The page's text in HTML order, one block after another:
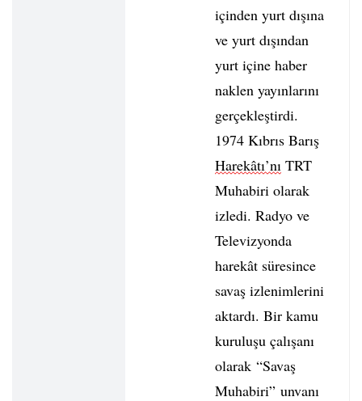
içinden yurt dışına
ve yurt dışından
yurt içine haber
naklen yayınlarını
gerçekleştirdi.
1974 Kıbrıs Barış
Harekâtı’nı TRT
Muhabiri olarak
izledi. Radyo ve
Televizyonda
harekât süresince
savaş izlenimlerini
aktardı. Bir kamu
kuruluşu çalışanı
olarak “Savaş
Muhabiri” unvanı